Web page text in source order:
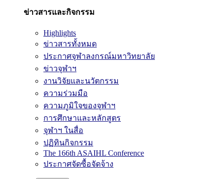
ข่าวสารและกิจกรรม
Highlights
ข่าวสารทั้งหมด
ประกาศจุฬาลงกรณ์มหาวิทยาลัย
ข่าวจุฬาฯ
งานวิจัยและนวัตกรรม
ความร่วมมือ
ความภูมิใจของจุฬาฯ
การศึกษาและหลักสูตร
จุฬาฯ ในสื่อ
ปฏิทินกิจกรรม
The 166th ASAIHL Conference
ประกาศจัดซื้อจัดจ้าง